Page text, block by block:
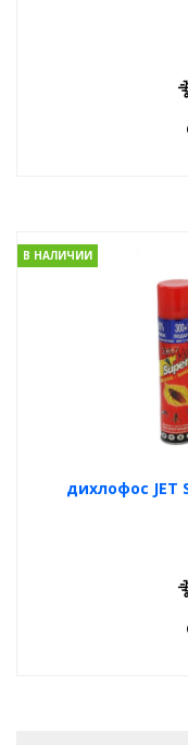
дихлофос JET
В НАЛИЧИИ